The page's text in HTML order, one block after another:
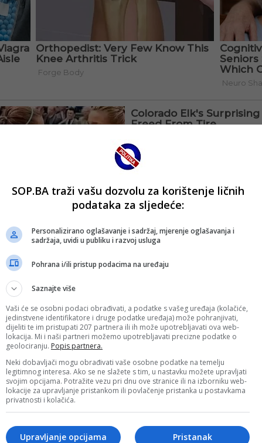
SOP.BA traži vašu dozvolu za korištenje ličnih
podataka za sljedeće:
Personalizirano oglašavanje i sadržaj, mjerenje oglašavanja i
sadržaja, uvidi u publiku i razvoj usluga
Pohrana i/ili pristup podacima na uređaju
Saznajte više
Vaši će se osobni podaci obrađivati, a podatke s vašeg uređaja (kolačiće,
jedinstvene identifikatore i druge podatke uređaja) može pohranjivati,
dijeliti te im pristupati 207 partnera ili ih može upotrebljavati ova web-
lokacija. Mi i naši partneri možemo upotrebljavati precizne podatke o
geolociranju. Popis partnera.
Neki dobavljači mogu obrađivati vaše osobne podatke na temelju
legitimnog interesa. Ako se ne slažete s tim, u nastavku možete upravljati
svojim opcijama. Potražite vezu pri dnu ove stranice ili na izborniku web-
lokacije za upravljanje pristankom ili povlačenje pristanka u postavkama
privatnosti i kolačića.
Pristanak
Upravljanje opcijama